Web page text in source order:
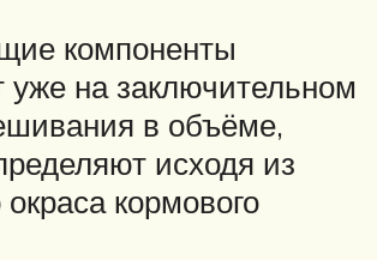
компоненты
уже на заключительном
в объёме,
исходя из
кормового